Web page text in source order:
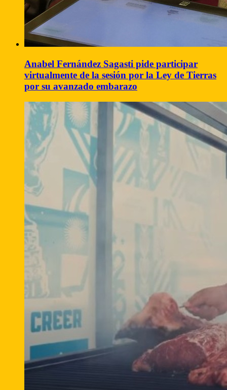
Anabel Fernández Sagasti pide participar
virtualmente de la sesión por la Ley de Tierras
por su avanzado embarazo